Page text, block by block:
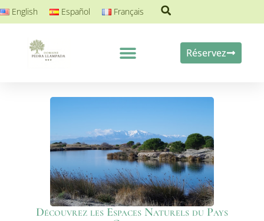
English Español Français
Réservez
Découvrez les Espaces Naturels du Pays